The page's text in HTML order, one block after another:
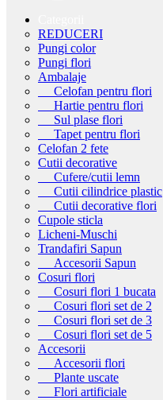
REDUCERI
Pungi color
Pungi flori
Ambalaje
Celofan pentru flori
Hartie pentru flori
Sul plase flori
Tapet pentru flori
Celofan 2 fete
Cutii decorative
Cufere/cutii lemn
Cutii cilindrice plastic
Cutii decorative flori
Cupole sticla
Licheni-Muschi
Trandafiri Sapun
Accesorii Sapun
Cosuri flori
Cosuri flori 1 bucata
Cosuri flori set de 2
Cosuri flori set de 3
Cosuri flori set de 5
Accesorii
Accesorii flori
Plante uscate
Flori artificiale